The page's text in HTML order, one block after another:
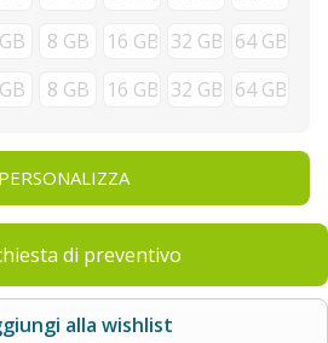
PERSONALIZZA
di preventivo
alla wishlist